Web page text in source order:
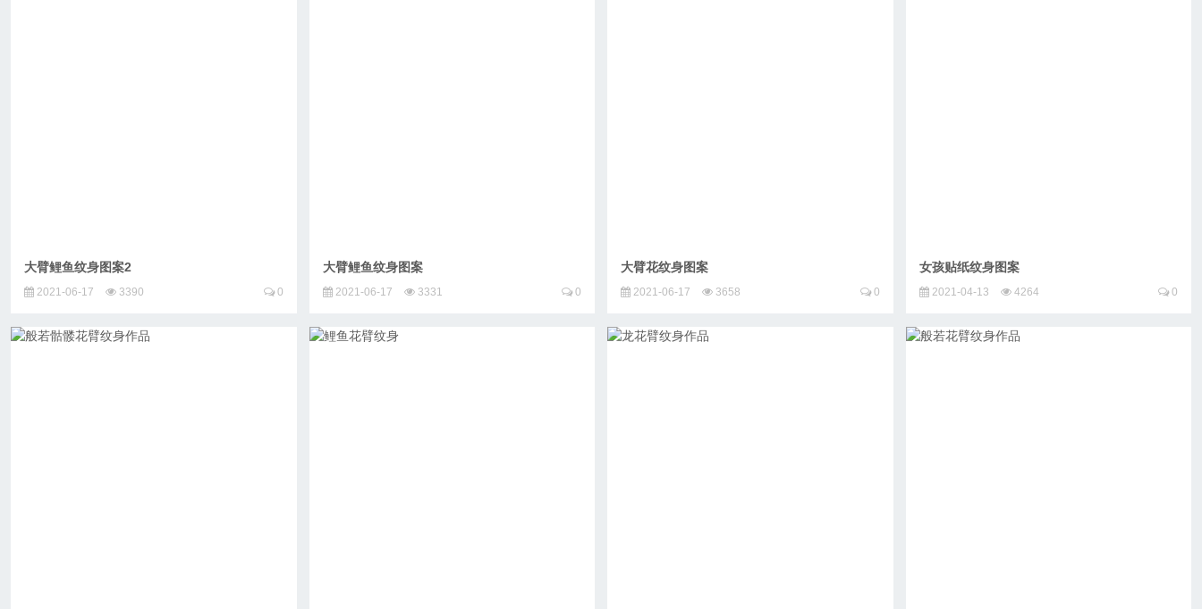
大臂鲤鱼纹身图案2
2021-06-17 3390 0
大臂鲤鱼纹身图案
2021-06-17 3331 0
大臂花纹身图案
2021-06-17 3658 0
女孩贴纸纹身图案
2021-04-13 4264 0